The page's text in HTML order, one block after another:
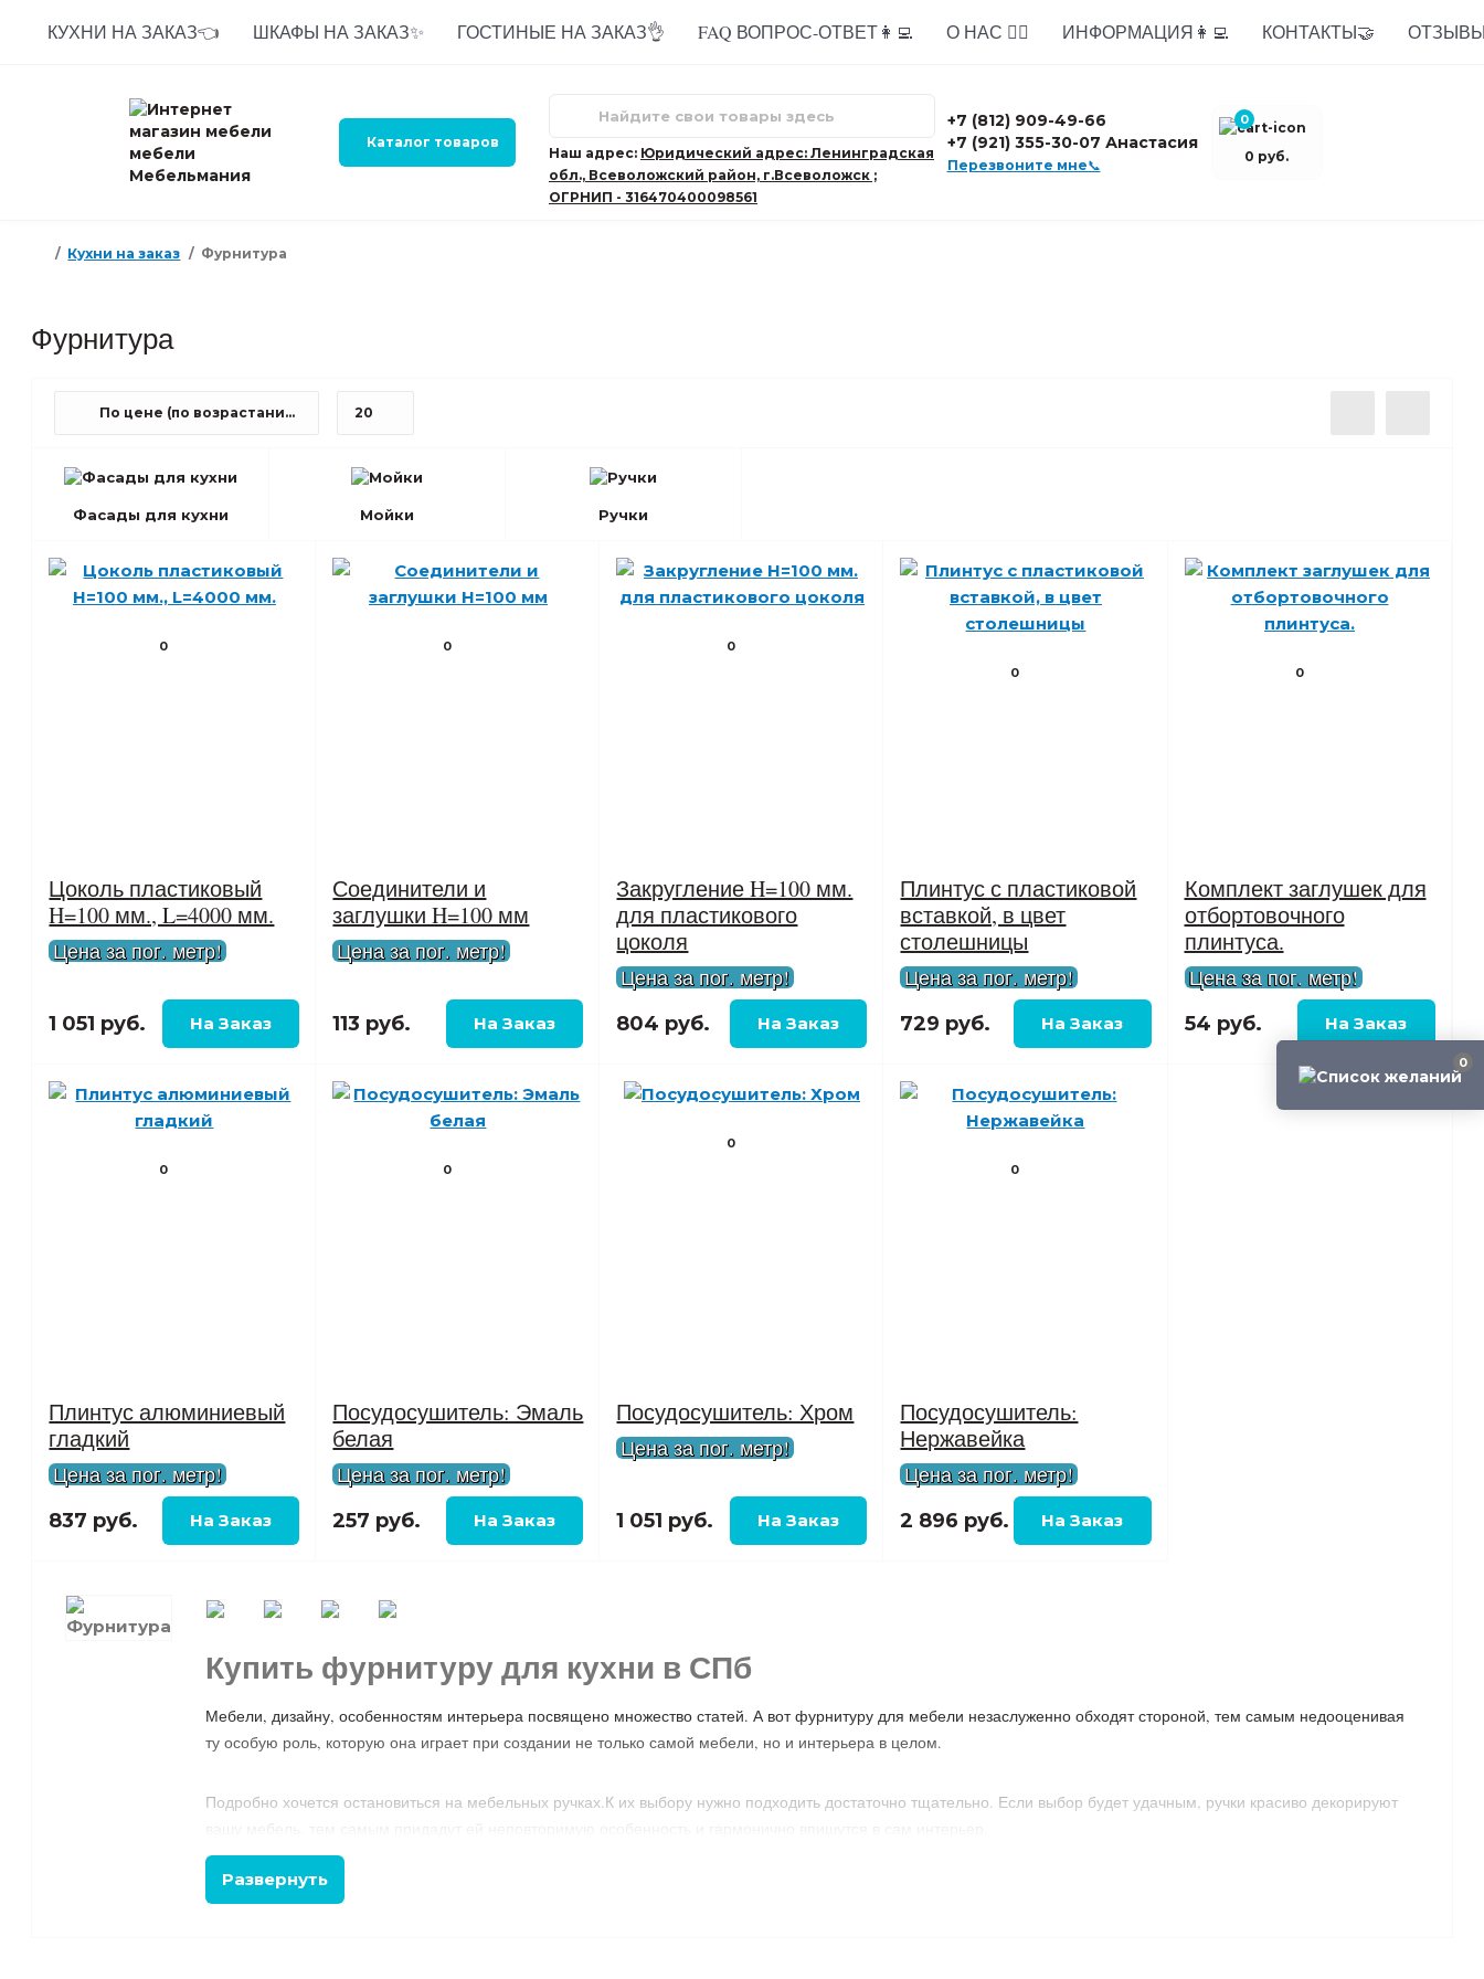
0
КУХНИ НА ЗАКАЗ👈 ШКАФЫ НА ЗАКАЗ✨ ГОСТИНЫЕ НА ЗАКАЗ👌 FAQ ВОПРОС-ОТВЕТ👩‍💻 О НАС 🙋‍♂️ ИНФОРМАЦИЯ👩‍💻 КОНТАКТЫ🤝
Каталог товаров
Наш адрес: Юридический адрес: Ленинградская
обл., Всеволожский район, г.Всеволожск ;
ОГРНИП - 316470400098561
+7 (812) 909-49-66
+7 (921) 355-30-07 Анастасия
Перезвоните мне📞
0
0 руб.
Кухни на заказ Фурнитура
Фурнитура
Фасады для кухни Мойки Ручки
0
Цоколь пластиковый
H=100 мм., L=4000 мм.
Цена за пог. метр!
1 051 руб.
0
Соединители и
заглушки H=100 мм
Цена за пог. метр!
113 руб.
0
Закругление H=100 мм.
для пластикового
цоколя
Цена за пог. метр!
804 руб.
0
Плинтус с пластиковой
вставкой, в цвет
столешницы
Цена за пог. метр!
729 руб.
0
Комплект заглушек для
отбортовочного
плинтуса.
Цена за пог. метр!
54 руб.
0
Плинтус алюминиевый
гладкий
Цена за пог. метр!
837 руб.
0
Посудосушитель: Эмаль
белая
Цена за пог. метр!
257 руб.
0
Посудосушитель: Хром
Цена за пог. метр!
1 051 руб.
0
Посудосушитель:
Нержавейка
Цена за пог. метр!
2 896 руб.
Купить фурнитуру для кухни в СПб
Мебели, дизайну, особенностям интерьера посвящено множество статей. А вот фурнитуру для мебели незаслуженно обходят стороной, тем самым недооценивая
ту особую роль, которую она играет при создании не только самой мебели, но и интерьера в целом.
Подробно хочется остановиться на мебельных ручках.К их выбору нужно подходить достаточно тщательно. Если выбор будет удачным, ручки красиво декорируют
Современные изготовители предлагают нам широкий выбор мебельных ручек, изготовленных из различных материалов и соответствующих многообразию
Развернуть